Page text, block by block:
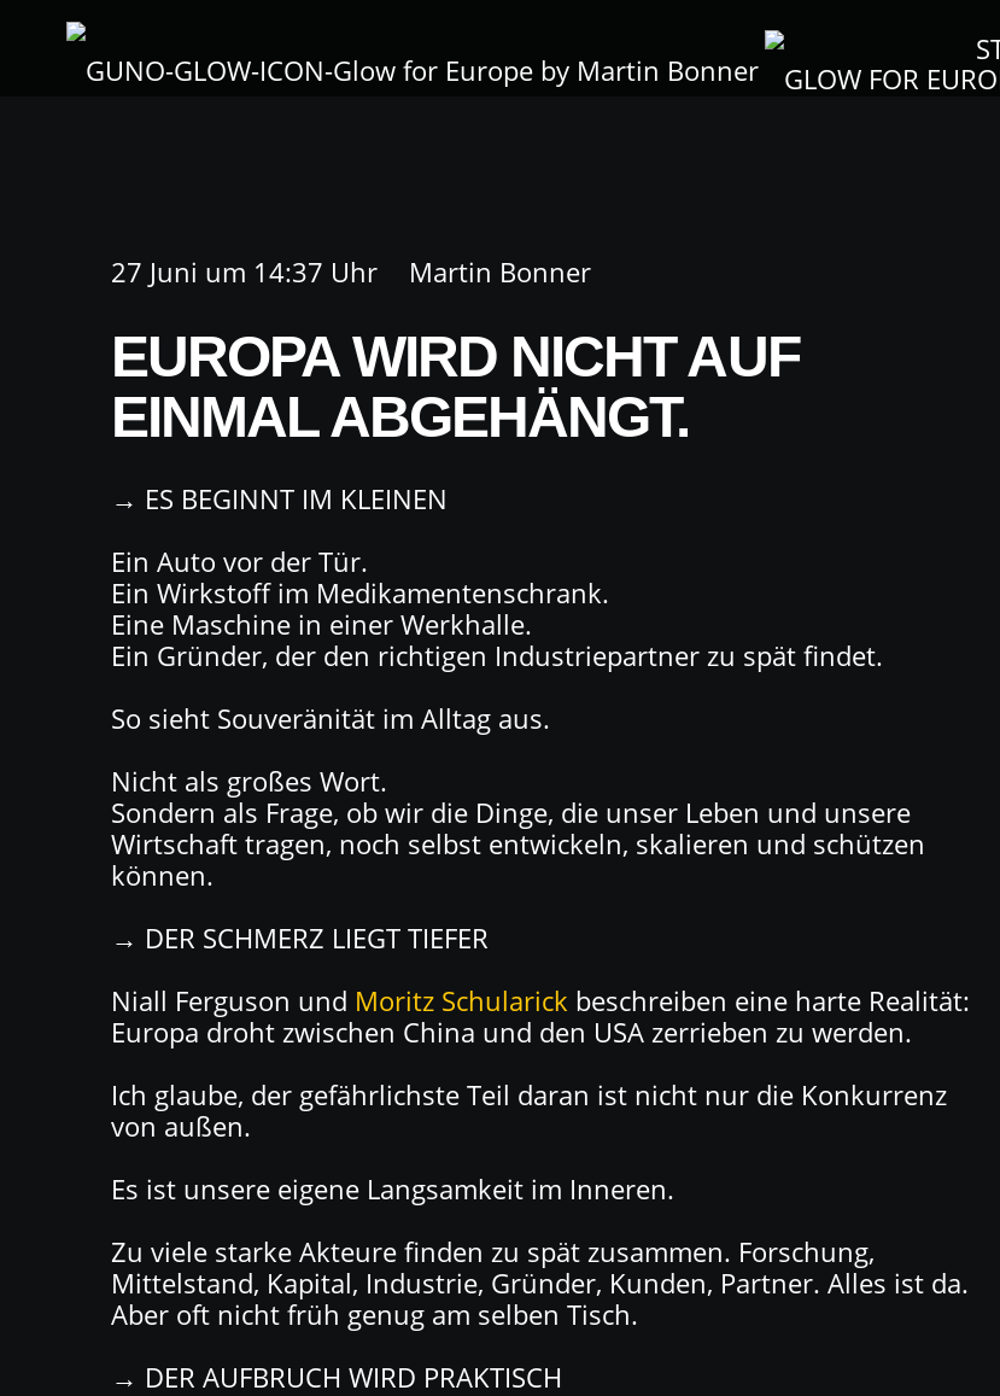
27 Juni um 14:37 Uhr Martin Bonner
EUROPA WIRD NICHT AUF
EINMAL ABGEHÄNGT.
→ ES BEGINNT IM KLEINEN
Ein Auto vor der Tür.
Ein Wirkstoff im Medikamentenschrank.
Eine Maschine in einer Werkhalle.
Ein Gründer, der den richtigen Industriepartner zu spät findet.
So sieht Souveränität im Alltag aus.
Nicht als großes Wort.
Sondern als Frage, ob wir die Dinge, die unser Leben und unsere
Wirtschaft tragen, noch selbst entwickeln, skalieren und schützen
können.
→ DER SCHMERZ LIEGT TIEFER
Niall Ferguson und Moritz Schularick beschreiben eine harte Realität:
Europa droht zwischen China und den USA zerrieben zu werden.
Ich glaube, der gefährlichste Teil daran ist nicht nur die Konkurrenz
von außen.
Es ist unsere eigene Langsamkeit im Inneren.
Zu viele starke Akteure finden zu spät zusammen. Forschung,
Mittelstand, Kapital, Industrie, Gründer, Kunden, Partner. Alles ist da.
Aber oft nicht früh genug am selben Tisch.
→ DER AUFBRUCH WIRD PRAKTISCH